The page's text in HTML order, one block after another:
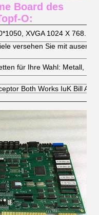
Board des
O:
XVGA 1024 X 768.
versehen Sie mit
für Ihre Wahl: Metall,
Both Works IuK Bill